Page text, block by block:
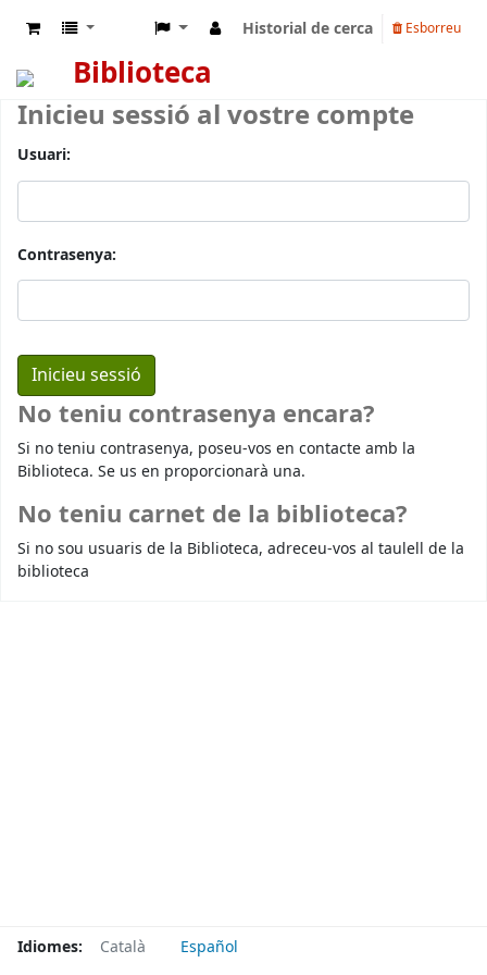
Historial de cerca Esborreu
Biblioteca
Inicieu sessió al vostre compte
Usuari:
Contrasenya:
No teniu contrasenya encara?
Si no teniu contrasenya, poseu-vos en contacte amb la
Biblioteca. Se us en proporcionarà una.
No teniu carnet de la biblioteca?
Si no sou usuaris de la Biblioteca, adreceu-vos al taulell de la
biblioteca
Idiomes: Català Español